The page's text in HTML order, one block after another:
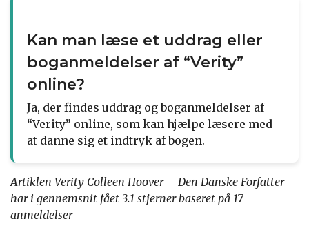
Kan man læse et uddrag eller
boganmeldelser af “Verity”
online?
Ja, der findes uddrag og boganmeldelser af
“Verity” online, som kan hjælpe læsere med
at danne sig et indtryk af bogen.
Artiklen Verity Colleen Hoover – Den Danske Forfatter
har i gennemsnit fået 3.1 stjerner baseret på 17
anmeldelser